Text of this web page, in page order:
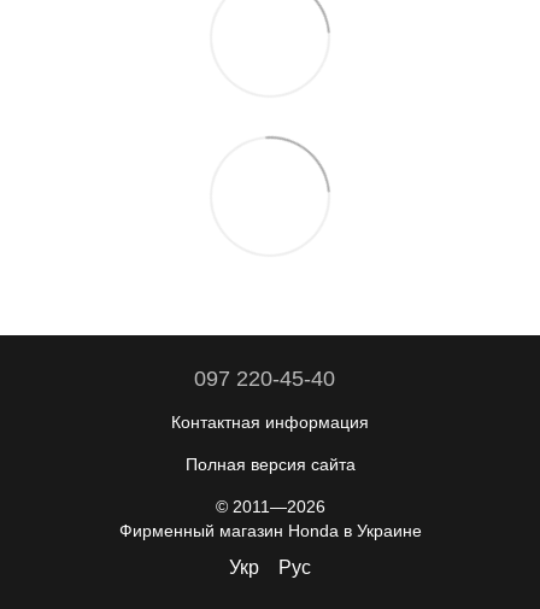
097 220-45-40
Контактная информация
Полная версия сайта
© 2011—2026
Фирменный магазин Honda в Украине
Укр Рус